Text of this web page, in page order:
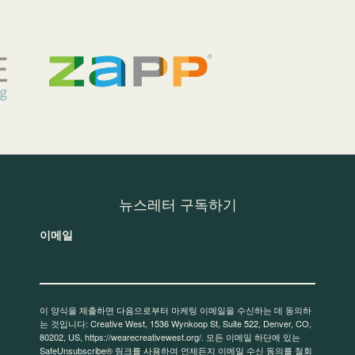
뉴스레터 구독하기
이메일
이 양식을 제출하면 다음으로부터 마케팅 이메일을 수신하는 데 동의하
는 것입니다: Creative West, 1536 Wynkoop St, Suite 522, Denver, CO,
80202, US, https://wearecreativewest.org/. 모든 이메일 하단에 있는
SafeUnsubscribe® 링크를 사용하여 언제든지 이메일 수신 동의를 철회